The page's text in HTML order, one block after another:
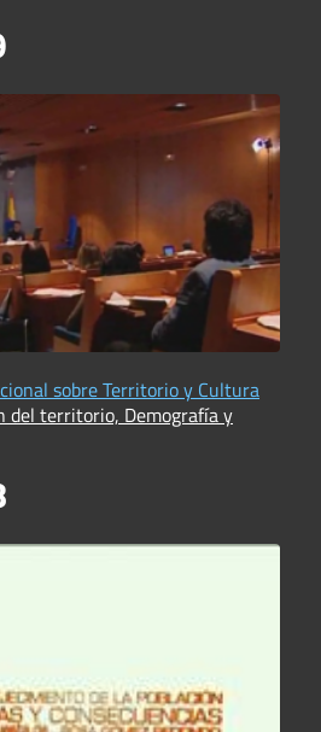
sobre Territorio y Cultura
del territorio, Demografía y